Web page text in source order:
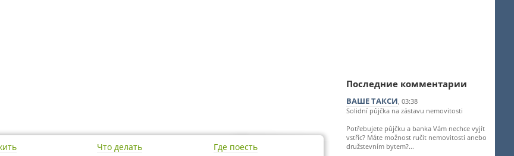
Что делать Где поесть
Последние комментарии
ВАШЕ ТАКСИ, 03:38
Solidní půjčka na zástavu nemovitosti
Potřebujete půjčku a banka Vám nechce vyjít
vstříc? Máte možnost ručit nemovitosti anebo
družstevním bytem?...